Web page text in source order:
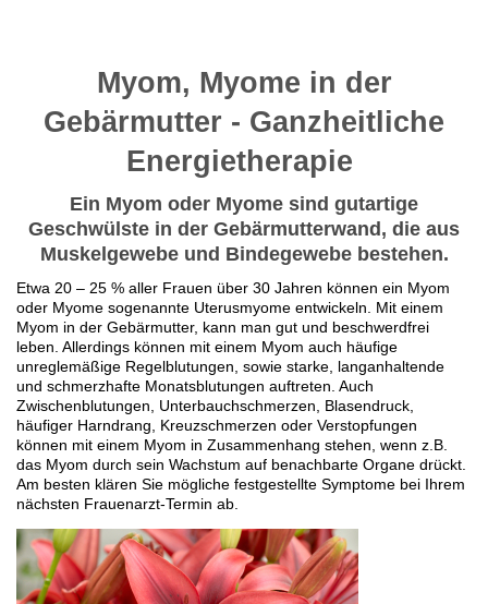
Myom, Myome in der
Gebärmutter - Ganzheitliche
Energietherapie
Ein Myom oder Myome sind gutartige
Geschwülste in der Gebärmutterwand, die aus
Muskelgewebe und Bindegewebe bestehen.
Etwa 20 – 25 % aller Frauen über 30 Jahren können ein Myom
oder Myome sogenannte Uterusmyome entwickeln. Mit einem
Myom in der Gebärmutter, kann man gut und beschwerdfrei
leben. Allerdings können mit einem Myom auch häufige
unreglemäßige Regelblutungen, sowie starke, langanhaltende
und schmerzhafte Monatsblutungen auftreten. Auch
Zwischenblutungen, Unterbauchschmerzen, Blasendruck,
häufiger Harndrang, Kreuzschmerzen oder Verstopfungen
können mit einem Myom in Zusammenhang stehen, wenn z.B.
das Myom durch sein Wachstum auf benachbarte Organe drückt.
Am besten klären Sie mögliche festgestellte Symptome bei Ihrem
nächsten Frauenarzt-Termin ab.